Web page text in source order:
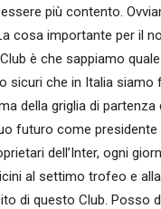
più contento.
cosa importante per il
è che sappiamo
che in Italia siamo
della griglia di partenza
futuro come presidente
dell’Inter, ogni
al settimo trofeo e
di questo Club. Posso